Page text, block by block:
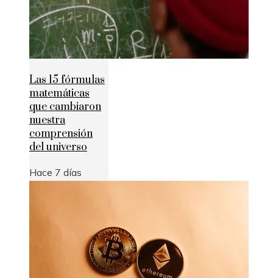
Las 15 fórmulas
matemáticas
que cambiaron
nuestra
comprensión
del universo
Hace 7 días